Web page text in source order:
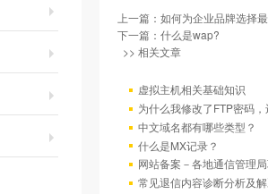
上一篇： 如何为企业品牌选择
下一篇： 什么是wap?
>> 相关文章
虚拟主机相关基础知识
为什么我修改了FTP密码
中文域名都有哪些类型？
什么是MX记录？
网站备案－各地通信管理
常见退信内容诊断分析及